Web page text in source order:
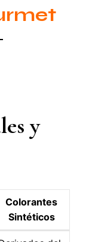
y
Colorantes
Sintéticos